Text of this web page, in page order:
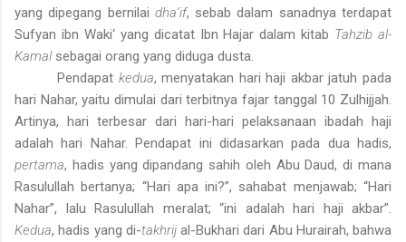
yang dipegang bernilai dha‘if, sebab dalam sanadnya terdapat
Sufyan ibn Waki‘ yang dicatat Ibn Hajar dalam kitab Tahzib al-
Kamalsebagai orang yang diduga dusta.
Pendapat kedua, menyatakan hari haji akbar jatuh pada
hari Nahar, yaitu dimulai dari terbitnya fajar tanggal 10 Zulhijjah.
Artinya, hari terbesar dari hari-hari pelaksanaan ibadah haji
adalah hari Nahar. Pendapat ini didasarkan pada dua hadis,
pertama, hadis yang dipandang sahih oleh Abu Daud, di mana
Rasulullah bertanya; “Hari apa ini?”, sahabat menjawab; “Hari
Nahar”, lalu Rasulullah meralat; “ini adalah hari haji akbar”.
Kedua, hadis yang di-takhrijal-Bukhari dari Abu Hurairah, bahwa